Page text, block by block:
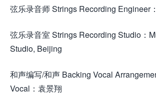
弦乐录音师 Strings Recording Engineer
弦乐录音室 Strings Recording Studio：
Studio, Beijing
和声编写/和声 Backing Vocal
Vocal：袁景翔